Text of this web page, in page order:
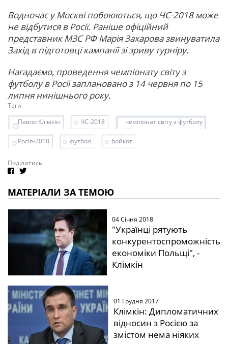
Водночас у Москві побоюються, що ЧС-2018 може
не відбутися в Росії. Раніше офіційний
представник МЗС РФ Марія Захарова звинуватила
Захід в підготовці кампанії зі зриву турніру.
Нагадаємо, проведення чемпіонату світу з
футболу в Росії заплановано з 14 червня по 15
липня нинішнього року.
Теги
Павло Клімкін
ЧС-2018 чемпіонат світу з футболу
Росія-2018 футбол бойкот
Поділитись
МАТЕРІАЛИ ЗА ТЕМОЮ
04 Січня 2018
"Українці рятують
конкурентоспроможність
економіки Польщі", -
Клімкін
01 Грудня 2017
Клімкін: Дипломатичних
відносин з Росією за
змістом нема ніяких